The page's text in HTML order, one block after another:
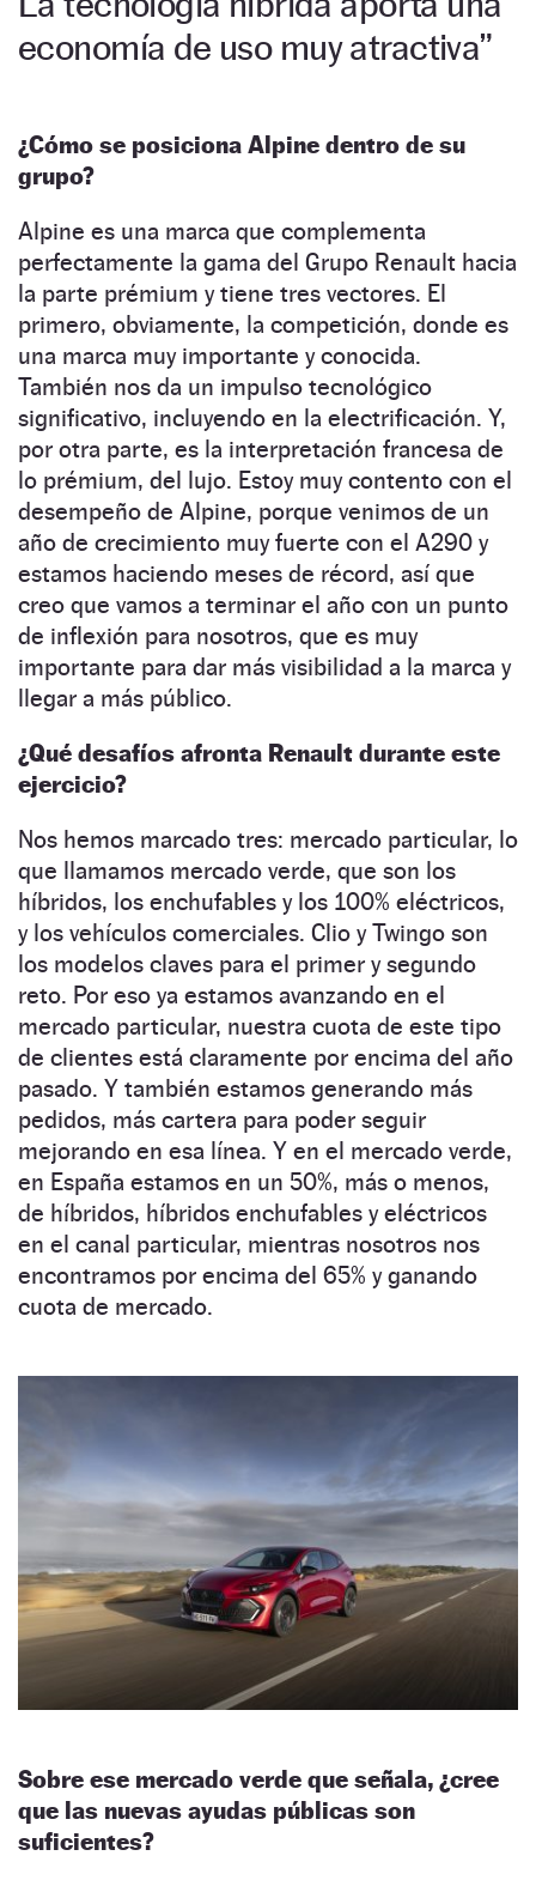
economía de uso muy atractiva”
¿Cómo se posiciona Alpine dentro de su
grupo?
Alpine es una marca que complementa
perfectamente la gama del Grupo Renault hacia
la parte prémium y tiene tres vectores. El
primero, obviamente, la competición, donde es
una marca muy importante y conocida.
También nos da un impulso tecnológico
significativo, incluyendo en la electrificación. Y,
por otra parte, es la interpretación francesa de
lo prémium, del lujo. Estoy muy contento con el
desempeño de Alpine, porque venimos de un
año de crecimiento muy fuerte con el A290 y
estamos haciendo meses de récord, así que
creo que vamos a terminar el año con un punto
de inflexión para nosotros, que es muy
importante para dar más visibilidad a la marca y
llegar a más público.
¿Qué desafíos afronta Renault durante este
ejercicio?
Nos hemos marcado tres: mercado particular, lo
que llamamos mercado verde, que son los
híbridos, los enchufables y los 100% eléctricos,
y los vehículos comerciales. Clio y Twingo son
los modelos claves para el primer y segundo
reto. Por eso ya estamos avanzando en el
mercado particular, nuestra cuota de este tipo
de clientes está claramente por encima del año
pasado. Y también estamos generando más
pedidos, más cartera para poder seguir
mejorando en esa línea. Y en el mercado verde,
en España estamos en un 50%, más o menos,
de híbridos, híbridos enchufables y eléctricos
en el canal particular, mientras nosotros nos
encontramos por encima del 65% y ganando
cuota de mercado.
Sobre ese mercado verde que señala, ¿cree
que las nuevas ayudas públicas son
suficientes?